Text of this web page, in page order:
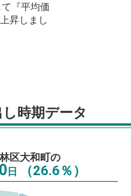
『平均価
昇しまし
時期データ
区大和町の
日 （26.6％）